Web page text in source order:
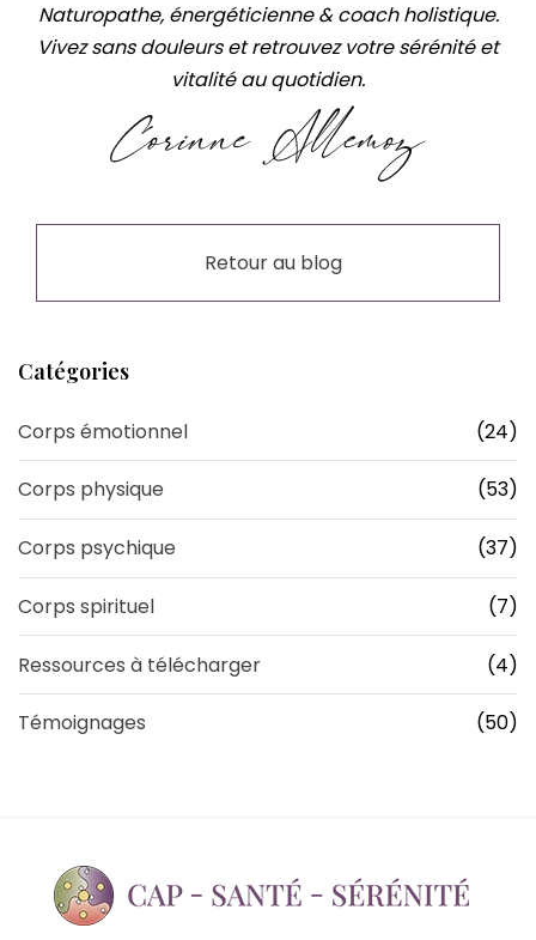
Naturopathe, énergéticienne & coach holistique.
Vivez sans douleurs et retrouvez votre sérénité et
vitalité au quotidien.
Retour au blog
Catégories
Corps émotionnel (24)
Corps physique (53)
Corps psychique (37)
Corps spirituel (7)
Ressources à télécharger (4)
Témoignages (50)